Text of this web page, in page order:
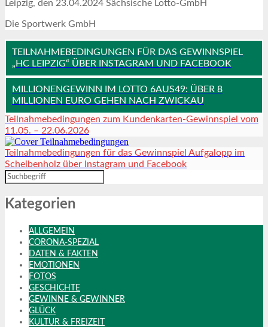
Leipzig, den 23.04.2024 Sächsische Lotto-GmbH
Die Sportwerk GmbH
TEILNAHMEBEDINGUNGEN FÜR DAS GEWINNSPIEL
„HC LEIPZIG“ ÜBER INSTAGRAM UND FACEBOOK
MILLIONENGEWINN IM LOTTO 6AUS49: ÜBER 8
MILLIONEN EURO GEHEN NACH ZWICKAU
Teilnahmebedingungen zum Kundenkarten-Gewinnspiel vom
11.05. – 22.06.2026
Teilnahmebedingungen für das Gewinnspiel Aufgalopp im
Scheibenholz über Instagram und Facebook
Kategorien
ALLGEMEIN
CORONA-SPEZIAL
DATEN & FAKTEN
EMOTIONEN
FOTOS
GESCHICHTE
GEWINNE & GEWINNER
GLÜCK
KULTUR & FREIZEIT